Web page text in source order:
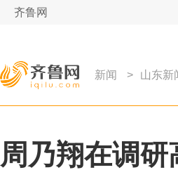
齐鲁网
新闻 > 山东新
周乃翔在调